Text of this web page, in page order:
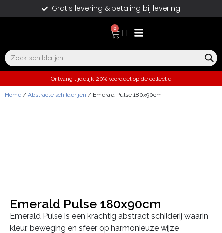
Gratis levering & betaling bij levering
0
Ontvang tijdelijk 20% voordeel op de collectie
Home / Abstracte schilderijen / Emerald Pulse 180x90cm
Emerald Pulse 180x90cm
Emerald Pulse is een krachtig abstract schilderij waarin
kleur, beweging en sfeer op harmonieuze wijze